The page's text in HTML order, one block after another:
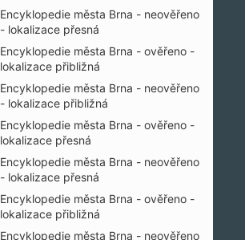
Encyklopedie města Brna - neověřeno
- lokalizace přesná
Encyklopedie města Brna - ověřeno -
lokalizace přibližná
Encyklopedie města Brna - neověřeno
- lokalizace přibližná
Encyklopedie města Brna - ověřeno -
lokalizace přesná
Encyklopedie města Brna - neověřeno
- lokalizace přesná
Encyklopedie města Brna - ověřeno -
lokalizace přibližná
Encyklopedie města Brna - neověřeno